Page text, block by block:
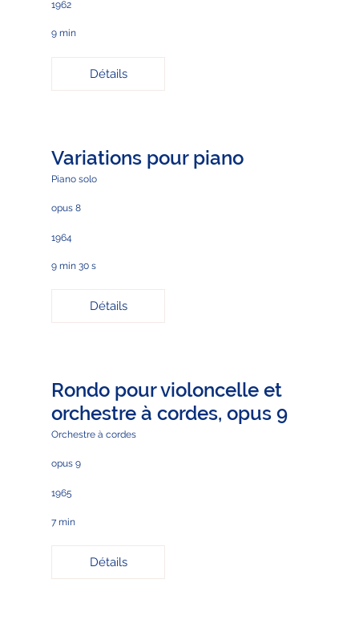
1962
9 min
Détails
Variations pour piano
Piano solo
opus 8
1964
9 min 30 s
Détails
Rondo pour violoncelle et
orchestre à cordes, opus 9
Orchestre à cordes
opus 9
1965
7 min
Détails